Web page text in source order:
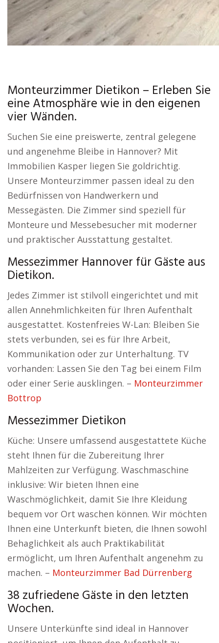
Monteurzimmer Dietikon – Erleben Sie
eine Atmosphäre wie in den eigenen
vier Wänden.
Suchen Sie eine preiswerte, zentral gelegene
und angenehme Bleibe in Hannover? Mit
Immobilien Kasper liegen Sie goldrichtig.
Unsere Monteurzimmer passen ideal zu den
Bedürfnissen von Handwerkern und
Messegästen. Die Zimmer sind speziell für
Monteure und Messebesucher mit moderner
und praktischer Ausstattung gestaltet.
Messezimmer Hannover für Gäste aus
Dietikon.
Jedes Zimmer ist stilvoll eingerichtet und mit
allen Annehmlichkeiten für Ihren Aufenthalt
ausgestattet. Kostenfreies W-Lan: Bleiben Sie
stets verbunden, sei es für Ihre Arbeit,
Kommunikation oder zur Unterhaltung. TV
vorhanden: Lassen Sie den Tag bei einem Film
oder einer Serie ausklingen. – Monteurzimmer
Bottrop
Messezimmer Dietikon
Küche: Unsere umfassend ausgestattete Küche
steht Ihnen für die Zubereitung Ihrer
Mahlzeiten zur Verfügung. Waschmaschine
inklusive: Wir bieten Ihnen eine
Waschmöglichkeit, damit Sie Ihre Kleidung
bequem vor Ort waschen können. Wir möchten
Ihnen eine Unterkunft bieten, die Ihnen sowohl
Behaglichkeit als auch Praktikabilität
ermöglicht, um Ihren Aufenthalt angenehm zu
machen. – Monteurzimmer Bad Dürrenberg
38 zufriedene Gäste in den letzten
Wochen.
Unsere Unterkünfte sind ideal in Hannover